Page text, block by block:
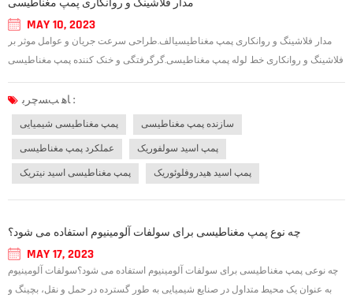
مدار فلاشینگ و روانکاری پمپ مغناطیسی
MAY 10, 2023
مدار فلاشینگ و روانکاری پمپ مغناطیسیالف.طراحی سرعت جریان و عوامل موثر بر
فلاشینگ و روانکاری خط لوله پمپ مغناطیسی.گرگرفتگی و خنک کننده پمپ مغناطیسی
ﺎﻫ ﺐﺴﭼﺮﺑ :
پمپ مغناطیسی شیمیایی سازنده پمپ مغناطیسی
عملکرد پمپ مغناطیسی پمپ اسید سولفوریک
پمپ مغناطیسی اسید نیتریک پمپ اسید هیدروفلوئوریک
چه نوع پمپ مغناطیسی برای سولفات آلومینیوم استفاده می شود؟
MAY 17, 2023
چه نوعی پمپ مغناطیسی برای سولفات آلومینیوم استفاده می شود؟سولفات آلومینیوم
به عنوان یک محیط متداول در صنایع شیمیایی به طور گسترده در حمل و نقل، بچینگ و